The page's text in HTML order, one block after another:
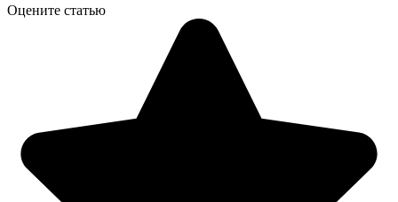
Оцените статью